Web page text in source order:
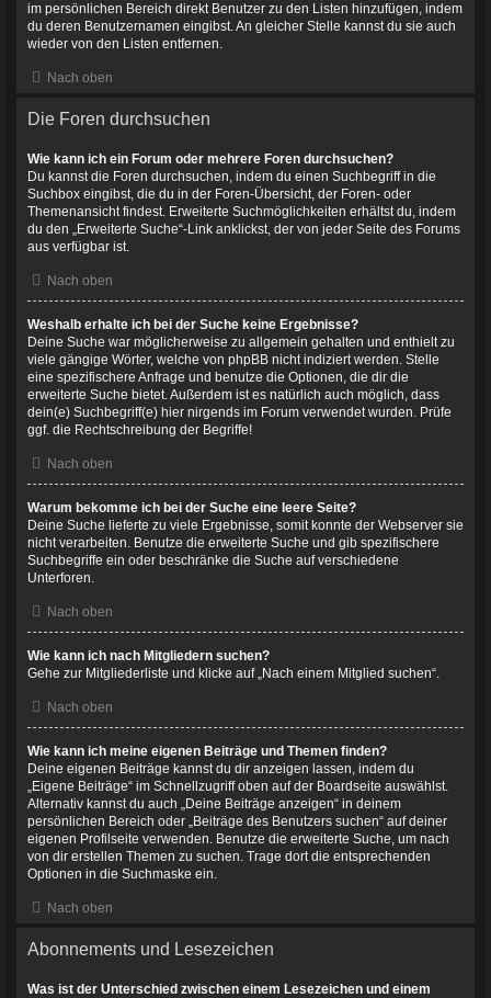
im persönlichen Bereich direkt Benutzer zu den Listen hinzufügen, indem
du deren Benutzernamen eingibst. An gleicher Stelle kannst du sie auch
wieder von den Listen entfernen.
Nach oben
Die Foren durchsuchen
Wie kann ich ein Forum oder mehrere Foren durchsuchen?
Du kannst die Foren durchsuchen, indem du einen Suchbegriff in die
Suchbox eingibst, die du in der Foren-Übersicht, der Foren- oder
Themenansicht findest. Erweiterte Suchmöglichkeiten erhältst du, indem
du den „Erweiterte Suche“-Link anklickst, der von jeder Seite des Forums
aus verfügbar ist.
Nach oben
Weshalb erhalte ich bei der Suche keine Ergebnisse?
Deine Suche war möglicherweise zu allgemein gehalten und enthielt zu
viele gängige Wörter, welche von phpBB nicht indiziert werden. Stelle
eine spezifischere Anfrage und benutze die Optionen, die dir die
erweiterte Suche bietet. Außerdem ist es natürlich auch möglich, dass
dein(e) Suchbegriff(e) hier nirgends im Forum verwendet wurden. Prüfe
ggf. die Rechtschreibung der Begriffe!
Nach oben
Warum bekomme ich bei der Suche eine leere Seite?
Deine Suche lieferte zu viele Ergebnisse, somit konnte der Webserver sie
nicht verarbeiten. Benutze die erweiterte Suche und gib spezifischere
Suchbegriffe ein oder beschränke die Suche auf verschiedene
Unterforen.
Nach oben
Wie kann ich nach Mitgliedern suchen?
Gehe zur Mitgliederliste und klicke auf „Nach einem Mitglied suchen“.
Nach oben
Wie kann ich meine eigenen Beiträge und Themen finden?
Deine eigenen Beiträge kannst du dir anzeigen lassen, indem du
„Eigene Beiträge“ im Schnellzugriff oben auf der Boardseite auswählst.
Alternativ kannst du auch „Deine Beiträge anzeigen“ in deinem
persönlichen Bereich oder „Beiträge des Benutzers suchen“ auf deiner
eigenen Profilseite verwenden. Benutze die erweiterte Suche, um nach
von dir erstellen Themen zu suchen. Trage dort die entsprechenden
Optionen in die Suchmaske ein.
Nach oben
Abonnements und Lesezeichen
Was ist der Unterschied zwischen einem Lesezeichen und einem